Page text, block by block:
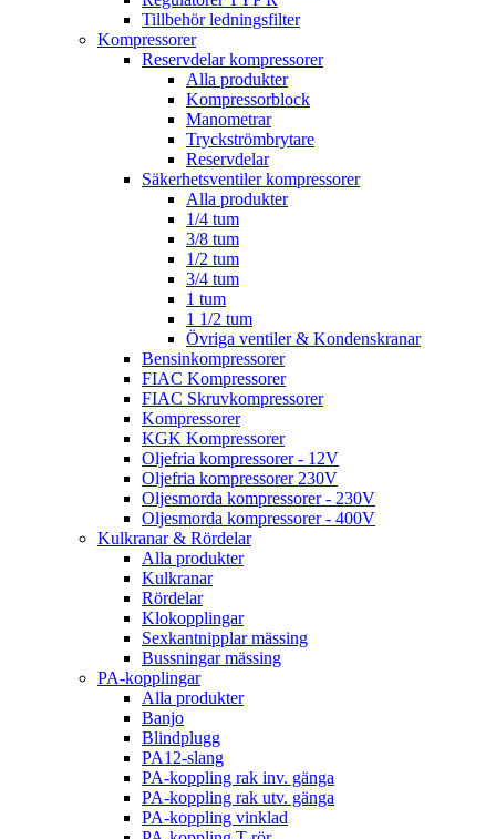
Tillbehör ledningsfilter
Kompressorer
Reservdelar kompressorer
Alla produkter
Kompressorblock
Manometrar
Tryckströmbrytare
Reservdelar
Säkerhetsventiler kompressorer
Alla produkter
1/4 tum
3/8 tum
1/2 tum
3/4 tum
1 tum
1 1/2 tum
Övriga ventiler & Kondenskranar
Bensinkompressorer
FIAC Kompressorer
FIAC Skruvkompressorer
Kompressorer
KGK Kompressorer
Oljefria kompressorer - 12V
Oljefria kompressorer 230V
Oljesmorda kompressorer - 230V
Oljesmorda kompressorer - 400V
Kulkranar & Rördelar
Alla produkter
Kulkranar
Rördelar
Klokopplingar
Sexkantnipplar mässing
Bussningar mässing
PA-kopplingar
Alla produkter
Banjo
Blindplugg
PA12-slang
PA-koppling rak inv. gänga
PA-koppling rak utv. gänga
PA-koppling vinklad